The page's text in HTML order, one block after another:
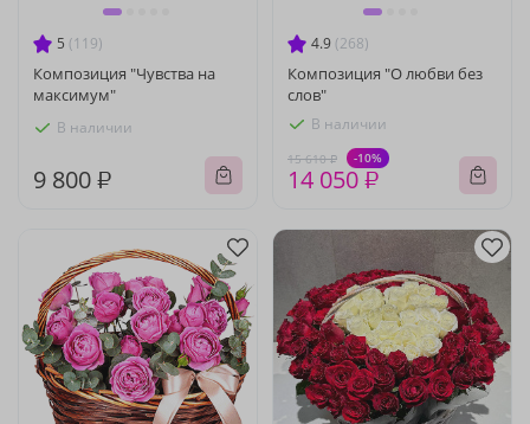
5 (119)
Композиция "Чувства на
максимум"
В наличии
9 800 ₽
4.9 (268)
Композиция "О любви без
слов"
В наличии
15 610 ₽ -10%
14 050 ₽